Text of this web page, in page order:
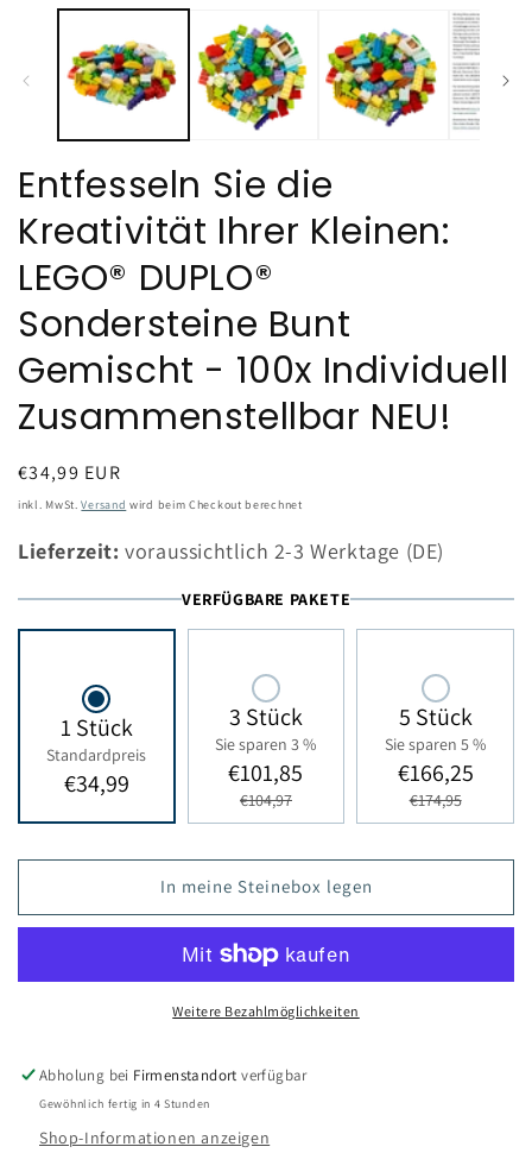
Entfesseln Sie die
Kreativität Ihrer Kleinen:
LEGO® DUPLO®
Sondersteine Bunt
Gemischt - 100x Individuell
Zusammenstellbar NEU!
Normaler
Preis
€34,99 EUR
inkl. MwSt.Versand wird beim Checkout berechnet
Lieferzeit: voraussichtlich 2-3 Werktage (DE)
VERFÜGBARE PAKETE
1 Stück
Standardpreis
€34,99
3 Stück
Sie sparen 3 %
€101,85
€104,97
5 Stück
Sie sparen 5 %
€166,25
€174,95
In meine Steinebox legen
Weitere Bezahlmöglichkeiten
Abholung bei Firmenstandort verfügbar
Gewöhnlich fertig in 4 Stunden
Shop-Informationen anzeigen